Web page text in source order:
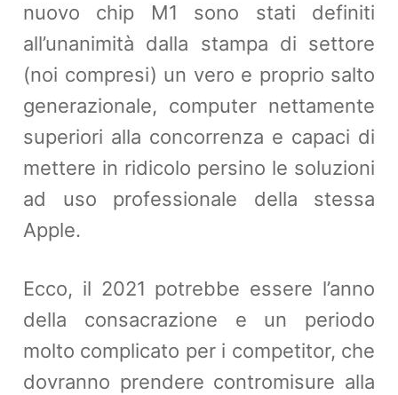
nuovo chip M1 sono stati definiti
all’unanimità dalla stampa di settore
(noi compresi) un vero e proprio salto
generazionale, computer nettamente
superiori alla concorrenza e capaci di
mettere in ridicolo persino le soluzioni
ad uso professionale della stessa
Apple.
Ecco, il 2021 potrebbe essere l’anno
della consacrazione e un periodo
molto complicato per i competitor, che
dovranno prendere contromisure alla